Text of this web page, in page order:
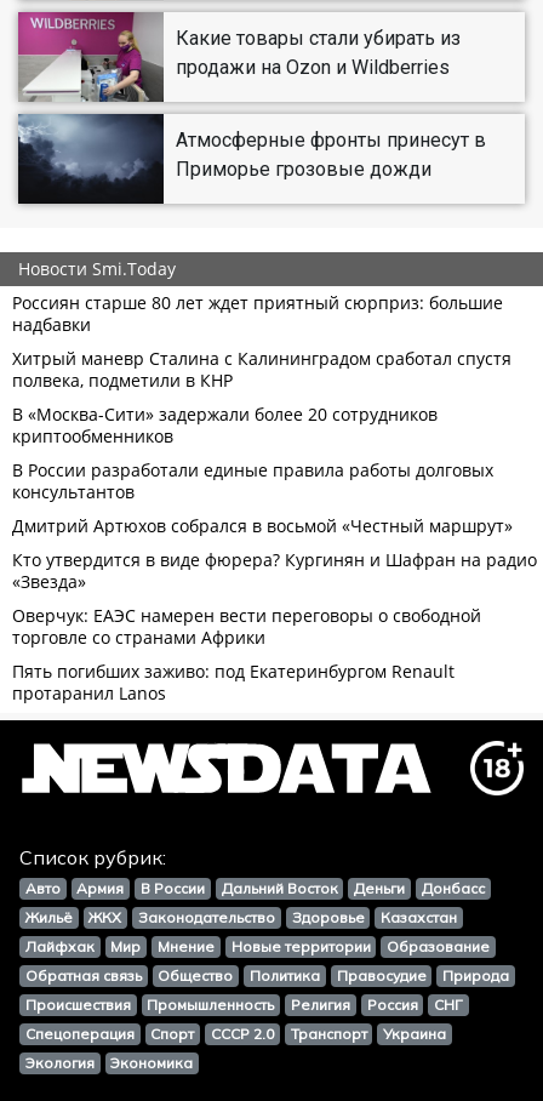
Какие товары стали убирать из
продажи на Ozon и Wildberries
Атмосферные фронты принесут в
Приморье грозовые дожди
Список рубрик:
Авто Армия В России Дальний Восток Деньги
Донбасс
Жильё
ЖКХ Законодательство Здоровье
Казахстан
Лайфхак
Мир Мнение Новые территории
Образование
Обратная связь
Общество Политика Правосудие
Природа
Происшествия
Промышленность Религия Россия
СНГ
Спецоперация
Спорт СССР 2.0 Транспорт
Украина
Экология
Экономика